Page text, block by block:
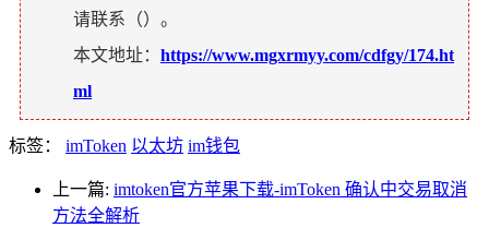
请联系（）。
本文地址： https://www.mgxrmyy.com/cdfgy/174.ht
ml
标签： imToken 以太坊 im钱包
上一篇: imtoken官方苹果下载-imToken 确认中交易取消
方法全解析